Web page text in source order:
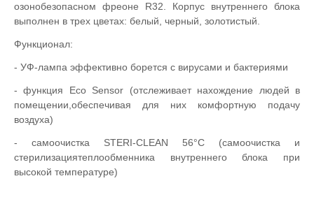
озонобезопасном фреоне R32. Корпус внутреннего блока
выполнен в трех цветах: белый, черный, золотистый.
Функционал:
- УФ-лампа эффективно борется с вирусами и бактериями
- функция Eco Sensor (отслеживает нахождение людей в
помещении,обеспечивая для них комфортную подачу
воздуха)
- самоочистка STERI-CLEAN 56°C (самоочистка и
стерилизациятеплообменника внутреннего блока при
высокой температуре)